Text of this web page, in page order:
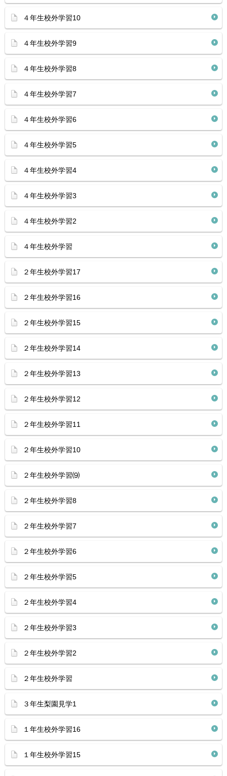
４年生校外学習10
４年生校外学習9
４年生校外学習8
４年生校外学習7
４年生校外学習6
４年生校外学習5
４年生校外学習4
４年生校外学習3
４年生校外学習2
４年生校外学習
２年生校外学習17
２年生校外学習16
２年生校外学習15
２年生校外学習14
２年生校外学習13
２年生校外学習12
２年生校外学習11
２年生校外学習10
２年生校外学習⑼
２年生校外学習8
２年生校外学習7
２年生校外学習6
２年生校外学習5
２年生校外学習4
２年生校外学習3
２年生校外学習2
２年生校外学習
３年生梨園見学1
１年生校外学習16
１年生校外学習15